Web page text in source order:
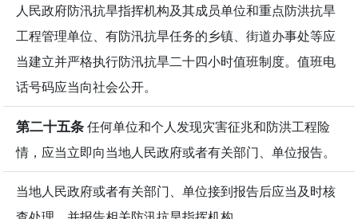
人民政府防汛抗旱指挥机构及其成员单位和重点防洪抗旱
工程管理单位、有防汛抗旱任务的乡镇、街道办事处等应
当建立并严格执行防汛抗旱二十四小时值班制度。值班电
话号码应当向社会公开。
第二十五条任何单位和个人发现灾害征兆和防洪工程险
情，应当立即向当地人民政府或者有关部门、单位报告。
当地人民政府或者有关部门、单位接到报告后应当及时核